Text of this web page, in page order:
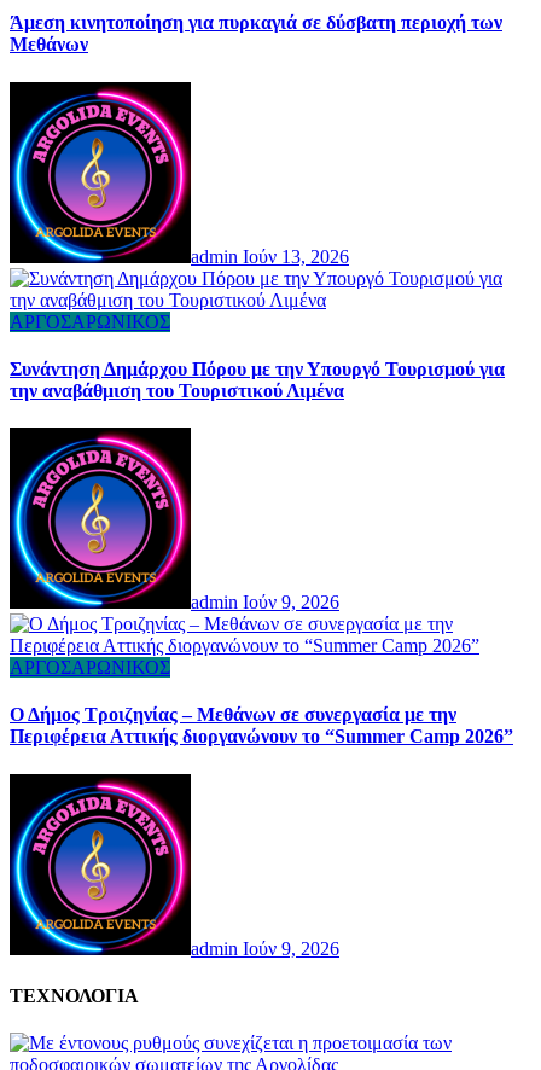
Άμεση κινητοποίηση για πυρκαγιά σε δύσβατη περιοχή των
Μεθάνων
admin Ιούν 13, 2026
ΑΡΓΟΣΑΡΩΝΙΚΟΣ
Συνάντηση Δημάρχου Πόρου με την Υπουργό Τουρισμού για
την αναβάθμιση του Τουριστικού Λιμένα
admin Ιούν 9, 2026
ΑΡΓΟΣΑΡΩΝΙΚΟΣ
Ο Δήμος Τροιζηνίας – Μεθάνων σε συνεργασία με την
Περιφέρεια Αττικής διοργανώνουν το “Summer Camp 2026”
admin Ιούν 9, 2026
ΤΕΧΝΟΛΟΓΙΑ